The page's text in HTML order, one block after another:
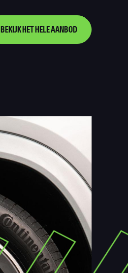
BEKIJK HET HELE AANBOD